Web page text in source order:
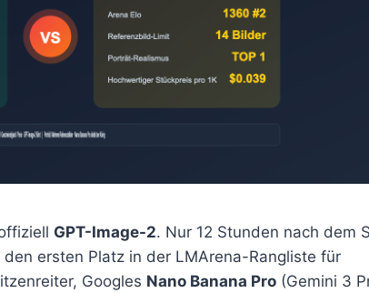
GPT-Image-2. Nur 12 Stunden nach dem
den ersten Platz in der LMArena-Rangliste für
Googles Nano Banana Pro (Gemini 3